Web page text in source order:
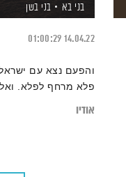
בני בא בני בשן
14.04.22
01:00:29
והפעם נצא עם
פלא מרחף לפלא.
אודיו